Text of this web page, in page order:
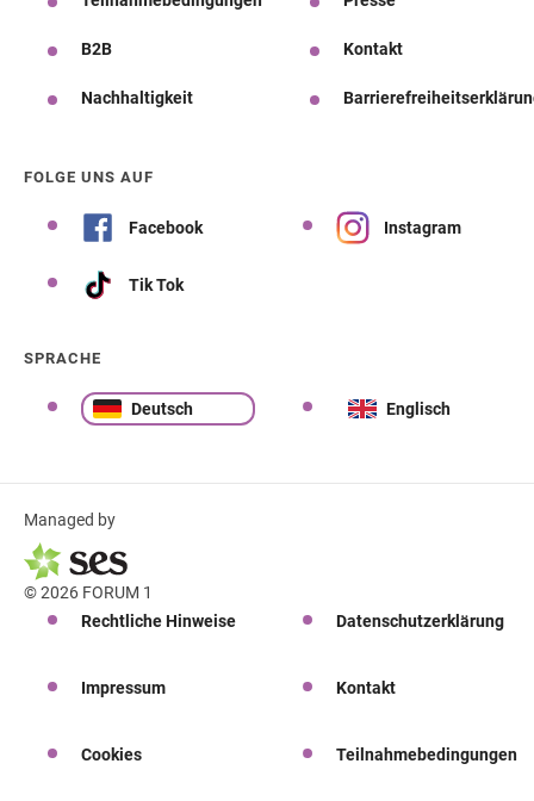
B2B Kontakt
Nachhaltigkeit
FOLGE UNS AUF
Facebook Instagram
Tik Tok
SPRACHE
Deutsch Englisch
Managed by
© 2026 FORUM 1
Rechtliche Hinweise
Datenschutzerklärung
Impressum Kontakt
Cookies Teilnahmebedingungen